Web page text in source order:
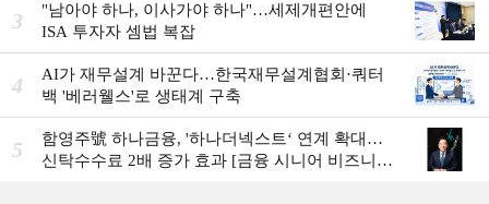
3
"남아야 하나, 이사가야 하나"…세제개편안에
ISA 투자자 셈법 복잡
4
AI가 재무설계 바꾼다…한국재무설계협회·쿼터
백 '베러웰스'로 생태계 구축
5
함영주號 하나금융, '하나더넥스트‘ 연계 확대…
신탁수수료 2배 증가 효과 [금융 시니어 비즈니스